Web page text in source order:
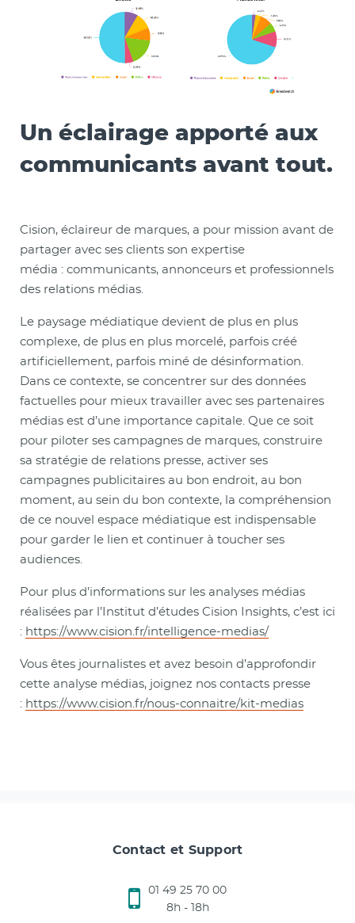
Un éclairage apporté aux
communicants avant tout.
Cision, éclaireur de marques, a pour mission avant de
partager avec ses clients son expertise
média : communicants, annonceurs et professionnels
des relations médias.
Le paysage médiatique devient de plus en plus
complexe, de plus en plus morcelé, parfois créé
artificiellement, parfois miné de désinformation.
Dans ce contexte, se concentrer sur des données
factuelles pour mieux travailler avec ses partenaires
médias est d’une importance capitale. Que ce soit
pour piloter ses campagnes de marques, construire
sa stratégie de relations presse, activer ses
campagnes publicitaires au bon endroit, au bon
moment, au sein du bon contexte, la compréhension
de ce nouvel espace médiatique est indispensable
pour garder le lien et continuer à toucher ses
audiences.
Pour plus d’informations sur les analyses médias
réalisées par l’Institut d’études Cision Insights, c’est ici
: https://www.cision.fr/intelligence-medias/
Vous êtes journalistes et avez besoin d’approfondir
cette analyse médias, joignez nos contacts presse
: https://www.cision.fr/nous-connaitre/kit-medias
Contact et Support
01 49 25 70 00
8h - 18h